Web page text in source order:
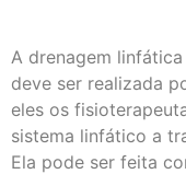
A drenagem
deve ser realizada
eles os
sistema linfático a
Ela pode ser feita